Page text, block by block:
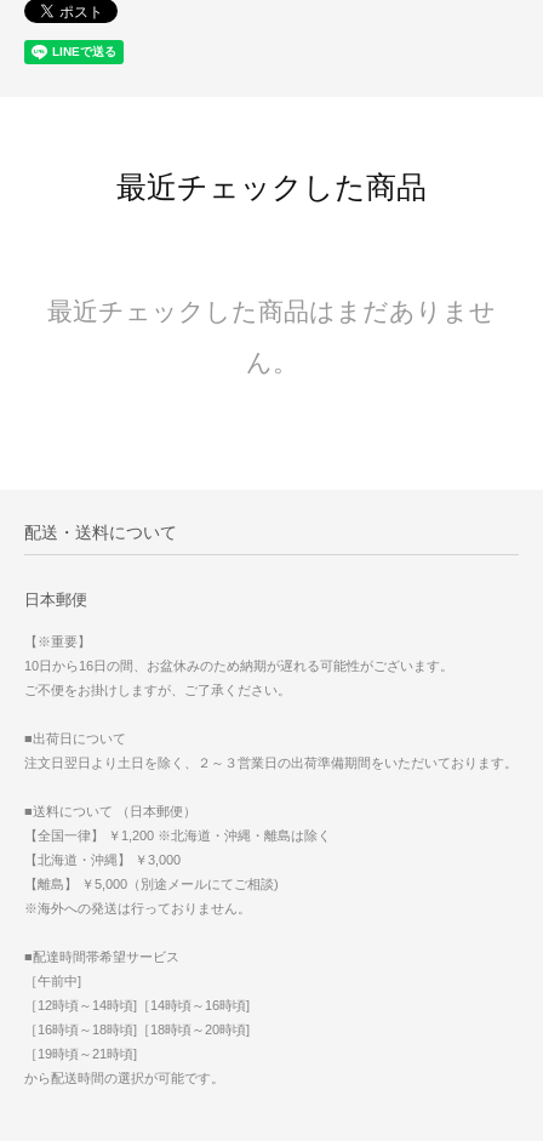
最近チェックした商品
最近チェックした商品はまだありませ
ん。
配送・送料について
日本郵便
【※重要】
10日から16日の間、お盆休みのため納期が遅れる可能性がございます。
ご不便をお掛けしますが、ご了承ください。
■出荷日について
注文日翌日より土日を除く、２～３営業日の出荷準備期間をいただいております。
■送料について （日本郵便）
【全国一律】 ￥1,200 ※北海道・沖縄・離島は除く
【北海道・沖縄】 ￥3,000
【離島】 ￥5,000（別途メールにてご相談)
※海外への発送は行っておりません。
■配達時間帯希望サービス
［午前中]
［12時頃～14時頃]［14時頃～16時頃]
［16時頃～18時頃]［18時頃～20時頃]
［19時頃～21時頃]
から配送時間の選択が可能です。